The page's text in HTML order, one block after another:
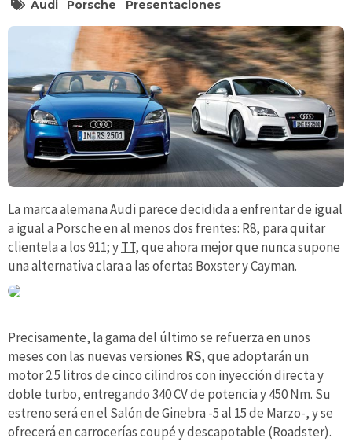
Audi Porsche Presentaciones
La marca alemana Audi parece decidida a enfrentar de igual
a igual a Porscheen al menos dos frentes: R8, para quitar
clientela a los 911; yTT, que ahora mejor que nunca supone
una alternativa clara a las ofertas Boxster y Cayman.
Precisamente, la gama del último se refuerza en unos
meses con las nuevas versiones RS, que adoptarán un
motor 2.5 litros de cinco cilindros con inyección directa y
doble turbo, entregando 340 CV de potencia y 450 Nm. Su
estreno será en el Salón de Ginebra -5 al 15 de Marzo-, y se
ofrecerá en carrocerías coupé y descapotable (Roadster).